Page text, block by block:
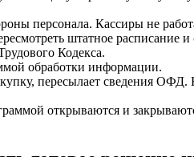
персонала. Кассиры не
штатное расписание и
Кодекса.
обработки информации.
пересылает сведения
открываются и